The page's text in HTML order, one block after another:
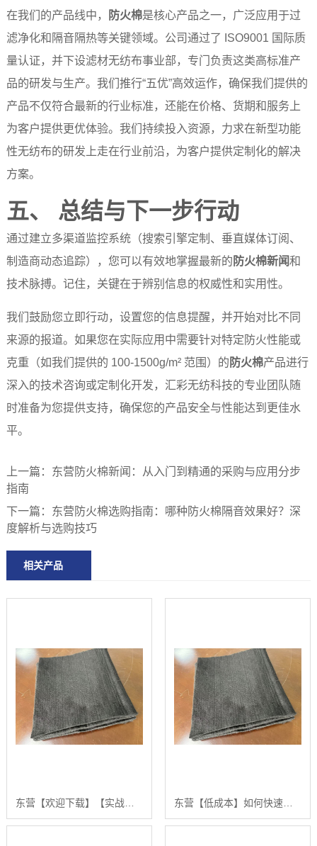
在我们的产品线中， 防火棉是核心产品之一，广泛应用于过
滤净化和隔音隔热等关键领域。公司通过了 ISO9001 国际质
量认证，并下设滤材无纺布事业部，专门负责这类高标准产
品的研发与生产。我们推行“五优”高效运作，确保我们提供的
产品不仅符合最新的行业标准，还能在价格、货期和服务上
为客户提供更优体验。我们持续投入资源，力求在新型功能
性无纺布的研发上走在行业前沿，为客户提供定制化的解决
方案。
五、 总结与下一步行动
通过建立多渠道监控系统（搜索引擎定制、垂直媒体订阅、
制造商动态追踪），您可以有效地掌握最新的 防火棉新闻和
技术脉搏。记住，关键在于辨别信息的权威性和实用性。
我们鼓励您立即行动，设置您的信息提醒，并开始对比不同
来源的报道。如果您在实际应用中需要针对特定防火性能或
克重（如我们提供的 100-1500g/m² 范围）的 防火棉产品进行
深入的技术咨询或定制化开发，汇彩无纺科技的专业团队随
时准备为您提供支持，确保您的产品安全与性能达到更佳水
平。
上一篇： 东营防火棉新闻：从入门到精通的采购与应用分步
指南
下一篇： 东营防火棉选购指南：哪种防火棉隔音效果好？深
度解析与选购技巧
相关产品
东营【欢迎下载】【实战指南】如何高效获取和筛选高质量“防火棉新闻”的权威信息【哪家好?】 东营【低成本】如何快速掌握防火棉新闻的发布与传播策略：2024年更佳实践指南【哪家好?】